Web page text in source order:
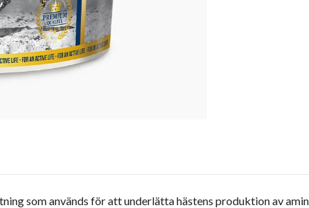
som används för att underlätta hästens produktion av